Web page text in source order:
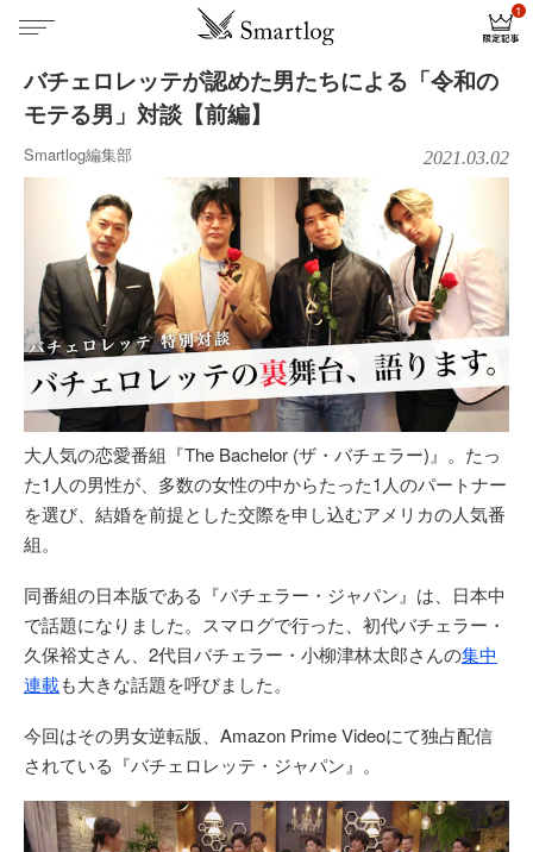
バチェロレッテが認めた男たちによる「令和の
モテる男」対談【前編】
Smartlog編集部 2021.03.02
大人気の恋愛番組『The Bachelor (ザ・バチェラー)』。たっ
た1人の男性が、多数の女性の中からたった1人のパートナー
を選び、結婚を前提とした交際を申し込むアメリカの人気番
組。
同番組の日本版である『バチェラー・ジャパン』は、日本中
で話題になりました。スマログで行った、初代バチェラー・
久保裕丈さん、2代目バチェラー・小柳津林太郎さんの集中
連載も大きな話題を呼びました。
今回はその男女逆転版、Amazon Prime Videoにて独占配信
されている『バチェロレッテ・ジャパン』。